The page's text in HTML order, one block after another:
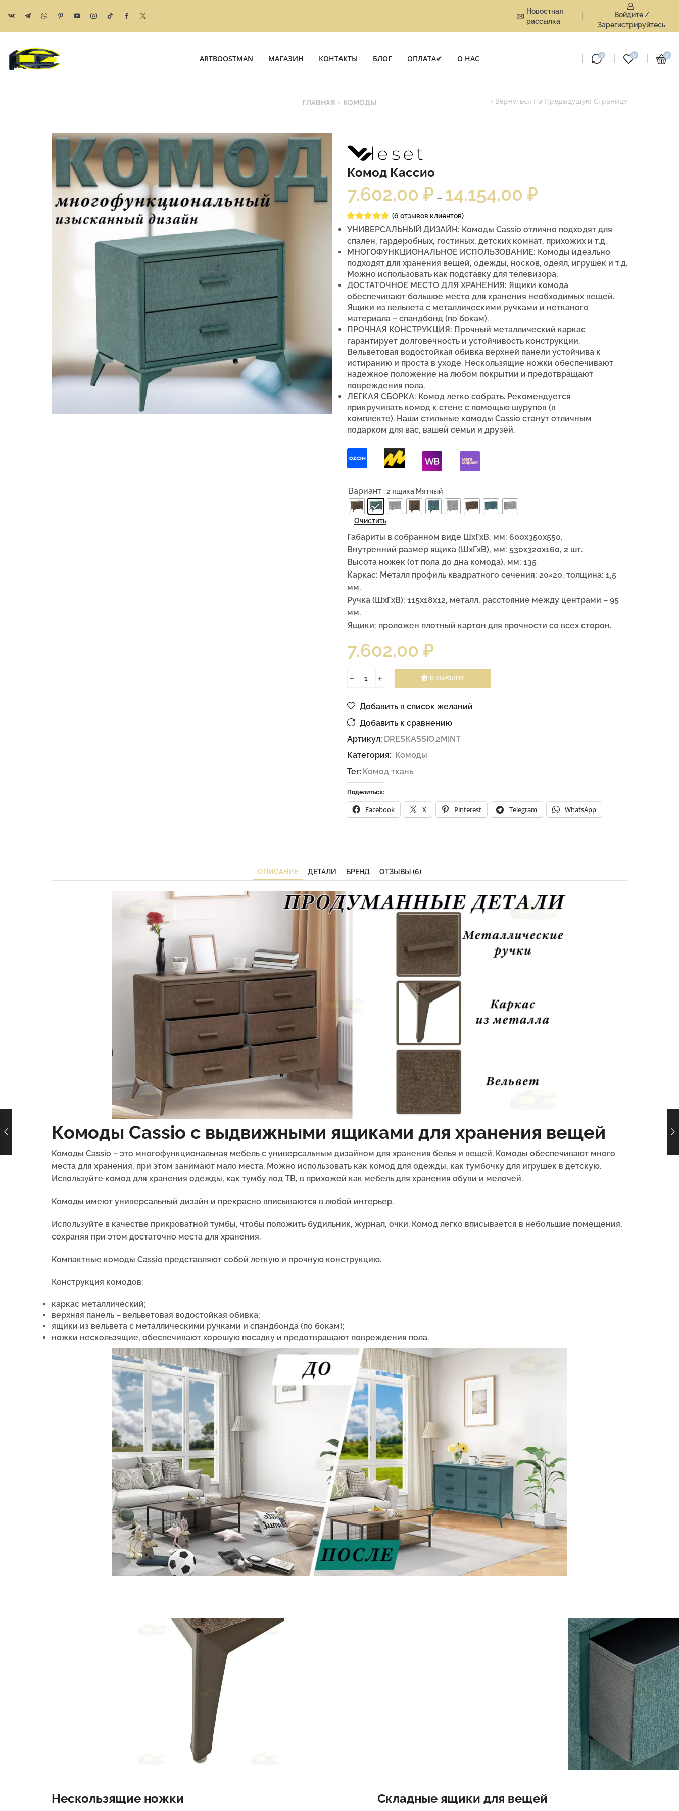
Новостная
рассылка
Войдите /
Зарегистрируйтесь
ARTBOOSTMAN МАГАЗИН КОНТАКТЫ БЛОГ ОПЛАТА✔ О НАС 0 0 0
ГЛАВНАЯ КОМОДЫ Вернуться На Предыдущую Страницу
Комод Кассио
7.602,00 ₽ – 14.154,00 ₽
(6 отзывов клиентов)
УНИВЕРСАЛЬНЫЙ ДИЗАЙН: Комоды Cassio отлично подходят для
спален, гардеробных, гостиных, детских комнат, прихожих и т.д.
МНОГОФУНКЦИОНАЛЬНОЕ ИСПОЛЬЗОВАНИЕ: Комоды идеально
подходят для хранения вещей, одежды, носков, одеял, игрушек и т.д.
Можно использовать как подставку для телевизора.
ДОСТАТОЧНОЕ МЕСТО ДЛЯ ХРАНЕНИЯ: Ящики комода
обеспечивают большое место для хранения необходимых вещей.
Ящики из вельвета с металлическими ручками и нетканого
материала – спандбонд (по бокам).
ПРОЧНАЯ КОНСТРУКЦИЯ: Прочный металлический каркас
гарантирует долговечность и устойчивость конструкции.
Вельветовая водостойкая обивка верхней панели устойчива к
истиранию и проста в уходе. Нескользящие ножки обеспечивают
надежное положение на любом покрытии и предотвращают
повреждения пола.
ЛЕГКАЯ СБОРКА: Комод легко собрать. Рекомендуется
прикручивать комод к стене с помощью шурупов (в
комплекте). Наши стильные комоды Cassio станут отличным
подарком для вас, вашей семьи и друзей.
Вариант : 2 ящика Мятный
Очистить
Габариты в собранном виде ШхГхВ, мм: 600х350х550.
Внутренний размер ящика (ШxГxВ), мм: 530х320х160, 2 шт.
Высота ножек (от пола до дна комода), мм: 135
Каркас: Металл профиль квадратного сечения: 20×20, толщина: 1,5
мм.
Ручка (ШхГхВ): 115x18x12, металл, расстояние между центрами – 95
мм.
Ящики: проложен плотный картон для прочности со всех сторон.
7.602,00 ₽
В КОРЗИНУ
Добавить в список желаний
Добавить к сравнению
Артикул: DRESKASSIO.2MINT
Категория: Комоды
Тег: Комод ткань
Поделиться:
Facebook X Pinterest Telegram WhatsApp
ОПИСАНИЕ ДЕТАЛИ БРЕНД ОТЗЫВЫ (6)
Комоды Cassio с выдвижными ящиками для хранения вещей
Комоды Cassio – это многофункциональная мебель с универсальным дизайном для хранения белья и вещей. Комоды обеспечивают много
места для хранения, при этом занимают мало места. Можно использовать как комод для одежды, как тумбочку для игрушек в детскую.
Используйте комод для хранения одежды, как тумбу под ТВ, в прихожей как мебель для хранения обуви и мелочей.
Комоды имеют универсальный дизайн и прекрасно вписываются в любой интерьер.
Используйте в качестве прикроватной тумбы, чтобы положить будильник, журнал, очки. Комод легко вписывается в небольшие помещения,
сохраняя при этом достаточно места для хранения.
Компактные комоды Cassio представляют собой легкую и прочную конструкцию.
Конструкция комодов:
каркас металлический;
верхняя панель – вельветовая водостойкая обивка;
ящики из вельвета с металлическими ручками и спандбонда (по бокам);
ножки нескользящие, обеспечивают хорошую посадку и предотвращают повреждения пола.
Нескользящие ножки Складные ящики для вещей